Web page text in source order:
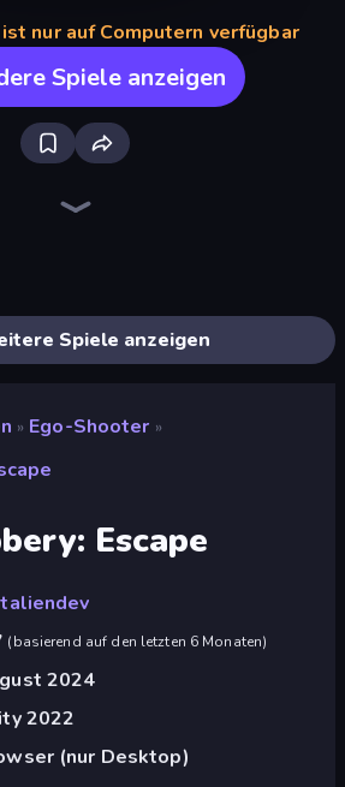
nur auf Computern verfügbar
Spiele anzeigen
Spiele anzeigen
» Ego-Shooter »
Escape
(basierend auf den letzten 6 Monaten)
2024
2022
(nur Desktop)